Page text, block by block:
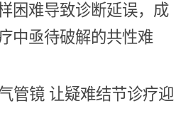
困难导致诊断延误，成
中亟待破解的共性难
管镜 让疑难结节诊疗迎